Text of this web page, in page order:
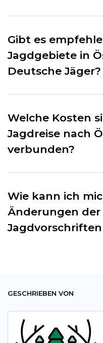
Gibt es
Jagdgebiete in
Deutsche Jäger?
Welche Kosten
Jagdreise nach
verbunden?
Wie kann ich
Änderungen der
GESCHRIEBEN VON